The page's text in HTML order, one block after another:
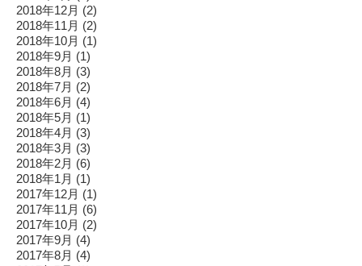
2018年12月 (2)
2018年11月 (2)
2018年10月 (1)
2018年9月 (1)
2018年8月 (3)
2018年7月 (2)
2018年6月 (4)
2018年5月 (1)
2018年4月 (3)
2018年3月 (3)
2018年2月 (6)
2018年1月 (1)
2017年12月 (1)
2017年11月 (6)
2017年10月 (2)
2017年9月 (4)
2017年8月 (4)